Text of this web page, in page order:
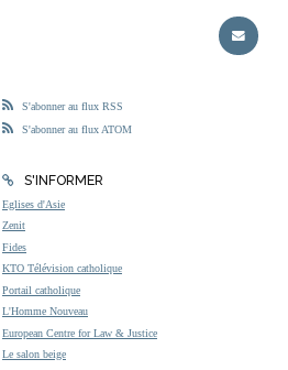
S'abonner au flux RSS
S'abonner au flux ATOM
S'INFORMER
Eglises d'Asie
Zenit
Fides
KTO Télévision catholique
Portail catholique
L'Homme Nouveau
European Centre for Law & Justice
Le salon beige